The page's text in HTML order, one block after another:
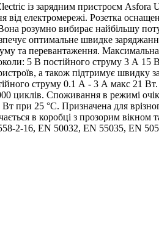
із зарядним пристроєм
від електромережі. Розетка
розумно вибирає найбільшу
оптимальне швидке
та перевантаження.
5 В постійного струму 3 А
а також підтримує
струму 0.1 А - 3 А макс 21
циклів. Споживання в режимі
при 25 °C. Призначена для
в коробці з прозорим
2-16, EN 50032, EN 55035, EN